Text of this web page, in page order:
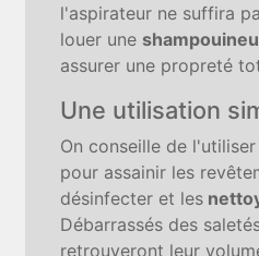
l'aspirateur ne suffira
louer une
assurer une propreté
Une utilisation
On conseille de
pour assainir les
désinfecter et les
Débarrassés des
retrouveront leur